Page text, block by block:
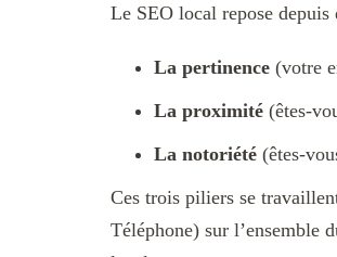
Le SEO local repose
La pertinence (votre
La proximité (êtes-
La notoriété (êtes-
Ces trois piliers se
Téléphone) sur l’ensemble